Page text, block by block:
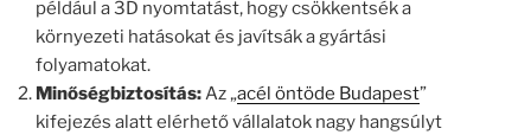
például a 3D nyomtatást, hogy csökkentsék a
környezeti hatásokat és javítsák a gyártási
folyamatokat.
Minőségbiztosítás:Az „acél öntöde Budapest”
kifejezés alatt elérhető vállalatok nagy hangsúlyt